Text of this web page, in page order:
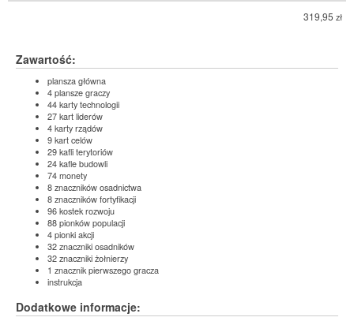
319,95 zł
Zawartość:
plansza główna
4 plansze graczy
44 karty technologii
27 kart liderów
4 karty rządów
9 kart celów
29 kafli terytoriów
24 kafle budowli
74 monety
8 znaczników osadnictwa
8 znaczników fortyfikacji
96 kostek rozwoju
88 pionków populacji
4 pionki akcji
32 znaczniki osadników
32 znaczniki żołnierzy
1 znacznik pierwszego gracza
instrukcja
Dodatkowe informacje: